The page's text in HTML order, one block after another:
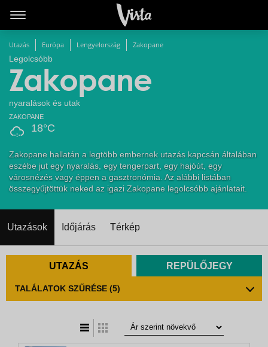
Utazás Európa Lengyelország Zakopane
Legolcsóbb
Zakopane
nyaralások és utak
18°C
ZAKOPANE
Zakopane hallatán a legtöbb embernek utazás kapcsán általában
eszébe jut egy nyaralás, egy tengerpart, egy hajóút, egy
városnézés vagy éppen a gasztronómia. Az alábbi listában
összegyűjtöttük neked az igazi Zakopane legolcsóbb ajánlatait.
Utazások Időjárás Térkép
UTAZÁS REPÜLŐJEGY
TALÁLATOK SZŰRÉSE (5)